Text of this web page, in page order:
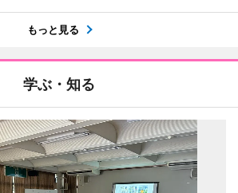
もっと見る
学ぶ・知る